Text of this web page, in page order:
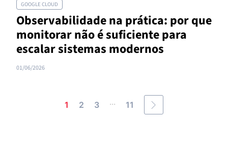
GOOGLE CLOUD
Observabilidade na prática: por que
monitorar não é suficiente para
escalar sistemas modernos
01/06/2026
1 2 3 ... 11